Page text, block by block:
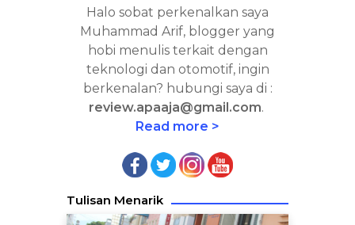
Halo sobat perkenalkan saya
Muhammad Arif, blogger yang
hobi menulis terkait dengan
teknologi dan otomotif, ingin
berkenalan? hubungi saya di :
review.apaaja@gmail.com.
Read more >
Tulisan Menarik